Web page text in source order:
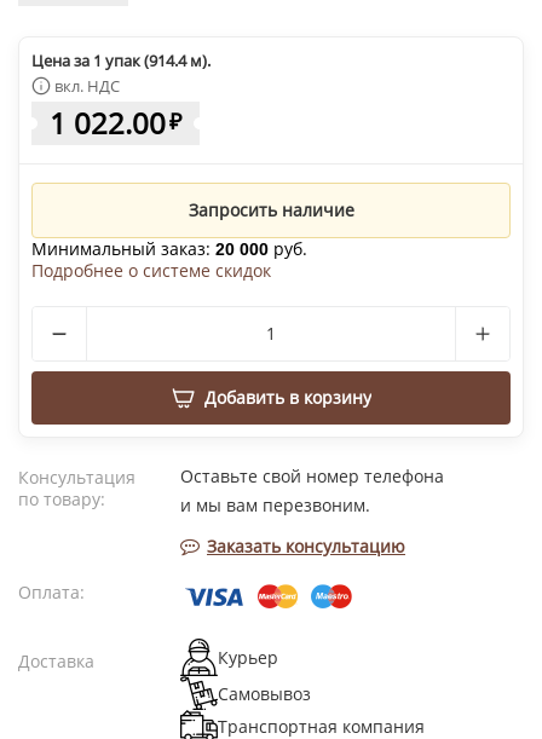
Цена за 1 упак (914.4 м).
вкл. НДС
1 022.00₽
Запросить наличие
Минимальный заказ: 20 000 руб.
Подробнее о системе скидок
Добавить в корзину
Консультация
по товару:
Оставьте свой номер телефона
и мы вам перезвоним.
Заказать консультацию
Оплата:
Доставка
Курьер
Самовывоз
Транспортная компания